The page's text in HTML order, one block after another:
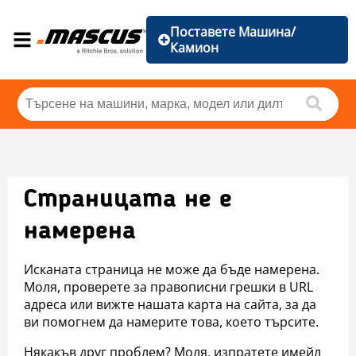
Поставете Машина/
Камион
Страницата не е
намерена
Исканата страница не може да бъде намерена.
Моля, проверете за правописни грешки в URL
адреса или вижте нашата карта на сайта, за да
ви помогнем да намерите това, което търсите.
Някакъв друг проблем? Моля, изпратете имейл